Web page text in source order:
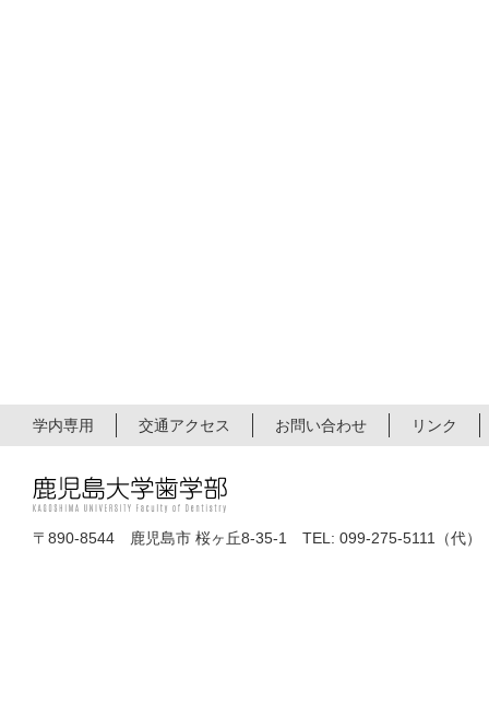
学内専用 交通アクセス お問い合わせ リンク
〒890-8544 鹿児島市 桜ヶ丘8-35-1 TEL: 099-275-5111（代）